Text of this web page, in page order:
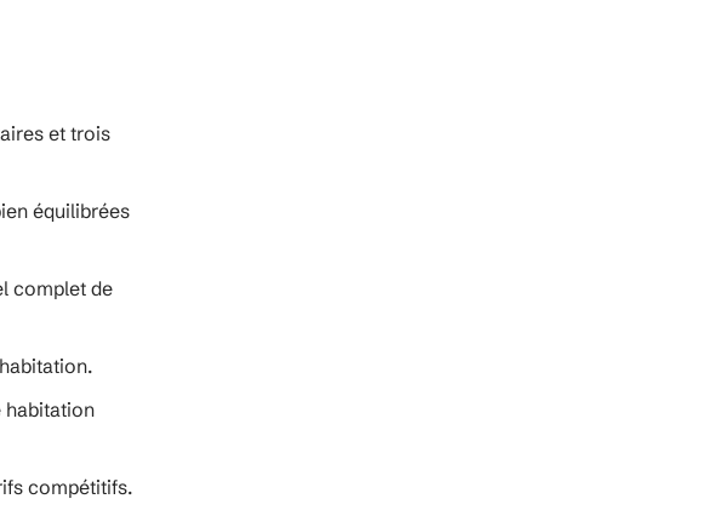
et trois
équilibrées
complet de
habitation
compétitifs.